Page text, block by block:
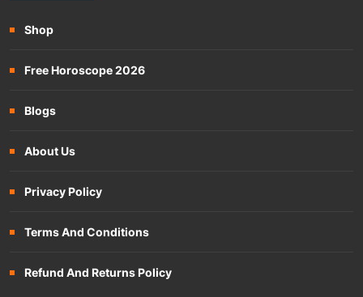
Shop
Free Horoscope 2026
Blogs
About Us
Privacy Policy
Terms And Conditions
Refund And Returns Policy